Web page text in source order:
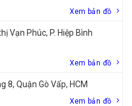
Xem bản đồ
Vạn Phúc, P. Hiệp Bình
Xem bản đồ
8, Quận Gò Vấp, HCM
Xem bản đồ